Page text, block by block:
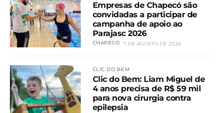
Empresas de Chapecó são
convidadas a participar de
campanha de apoio ao
Parajasc 2026
CHAPECÓ 7 DE AGOSTO DE 2026
CLIC DO BEM
Clic do Bem: Liam Miguel de
4 anos precisa de R$ 59 mil
para nova cirurgia contra
epilepsia